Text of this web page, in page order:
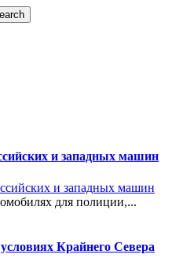
и западных машин
для полиции,...
Крайнего Севера